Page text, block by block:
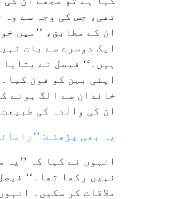
تھی، جس کی وجہ سے وہ
ان کے مطابق، ’’میں
ایک دوسرے سے بات
ہیں۔‘‘ فیصل نے
اپنی بہن کو فون
خاندان سے الگ ہونے
ان کی والدہ کی
یہ بھی پڑھئے:
انہوں نے کہا کہ
نہیں رکھا تھا۔‘‘
ملاقات کر سکیں۔